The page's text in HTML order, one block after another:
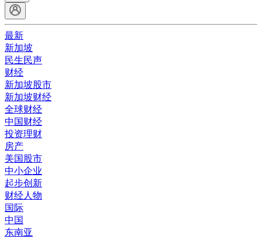
最新
新加坡
民生民声
财经
新加坡股市
新加坡财经
全球财经
中国财经
投资理财
房产
美国股市
中小企业
起步创新
财经人物
国际
中国
东南亚